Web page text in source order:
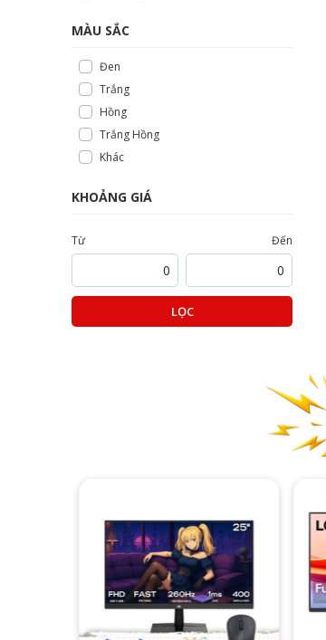
MÀU SẮC
Đen
Trắng
Hồng
Trắng Hồng
Khác
KHOẢNG GIÁ
Từ Đến
LỌC